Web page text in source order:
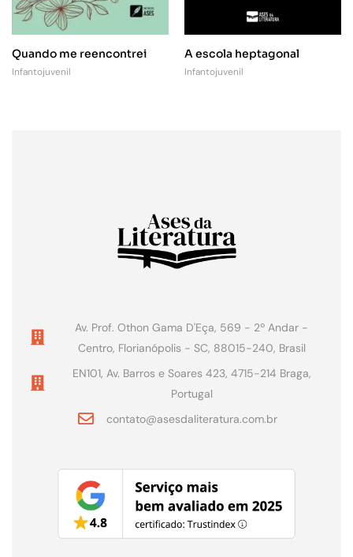
Quando me reencontrei
Infantojuvenil
A escola heptagonal
Infantojuvenil
Av. Prof. Othon Gama D'Eça, 569 - 2º Andar -
Centro, Florianópolis - SC, 88015-240, Brasil
EN101, Av. Barros e Soares 423, 4715-214 Braga,
Portugal
contato@asesdaliteratura.com.br